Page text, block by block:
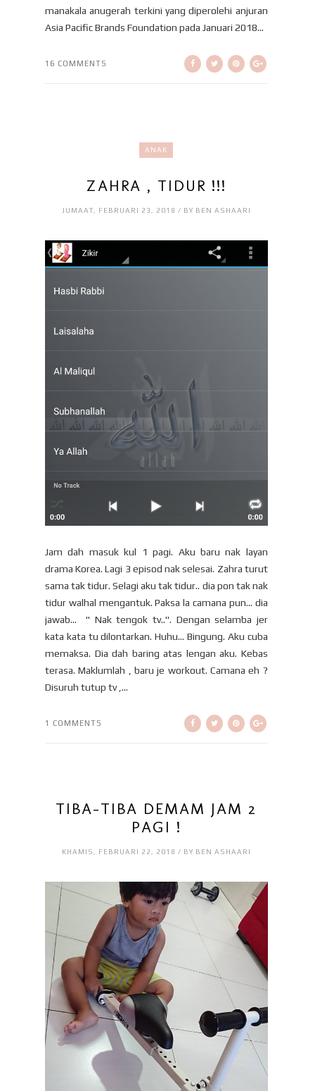
manakala anugerah terkini yang diperolehi anjuran
Asia Pacific Brands Foundation pada Januari 2018...
16 COMMENTS
ANAK
ZAHRA , TIDUR !!!
JUMAAT, FEBRUARI 23, 2018 / BY BEN ASHAARI
Jam dah masuk kul 1 pagi. Aku baru nak layan
drama Korea. Lagi 3 episod nak selesai. Zahra turut
sama tak tidur. Selagi aku tak tidur.. dia pon tak nak
tidur walhal mengantuk. Paksa la camana pun... dia
jawab... " Nak tengok tv..". Dengan selamba jer
kata kata tu dilontarkan. Huhu... Bingung. Aku cuba
memaksa. Dia dah baring atas lengan aku. Kebas
terasa. Maklumlah , baru je workout. Camana eh ?
Disuruh tutup tv ,...
1 COMMENTS
TIBA-TIBA DEMAM JAM 2
PAGI !
KHAMIS, FEBRUARI 22, 2018 / BY BEN ASHAARI